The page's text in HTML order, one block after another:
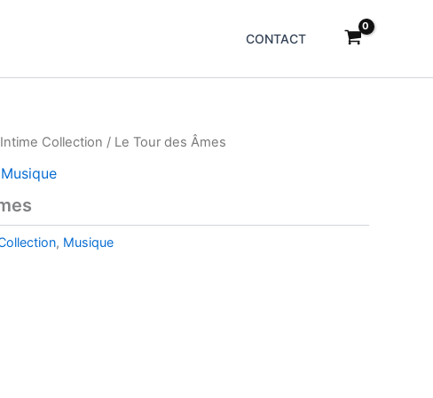
CONTACT
Intime Collection / Le Tour des Âmes
Musique
, Musique